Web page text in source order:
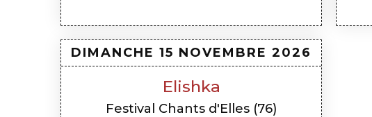
DIMANCHE 15 NOVEMBRE 2026
Elishka
Festival Chants d'Elles (76)